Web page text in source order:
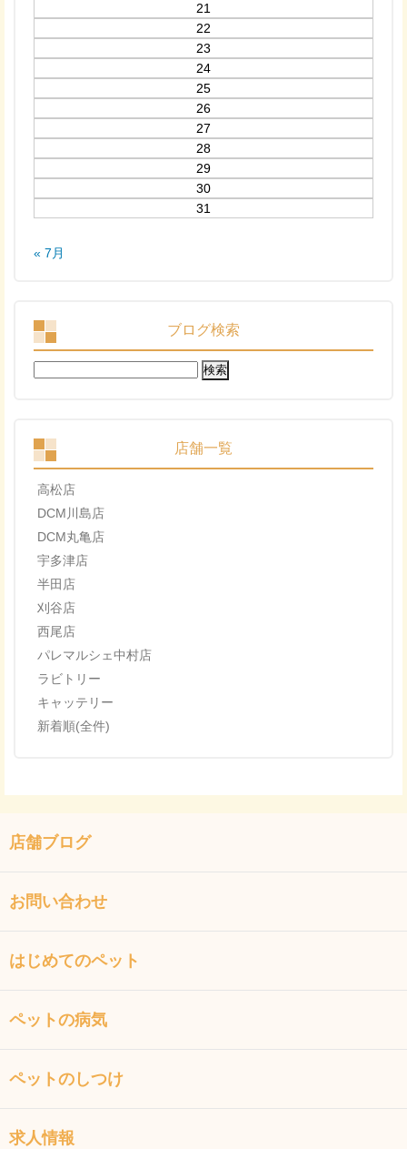
21
22
23
24
25
26
27
28
29
30
31
« 7月
ブログ検索
検
索:
店舗一覧
高松店
DCM川島店
DCM丸亀店
宇多津店
半田店
刈谷店
西尾店
パレマルシェ中村店
ラビトリー
キャッテリー
新着順(全件)
店舗ブログ
お問い合わせ
はじめてのペット
ペットの病気
ペットのしつけ
求人情報